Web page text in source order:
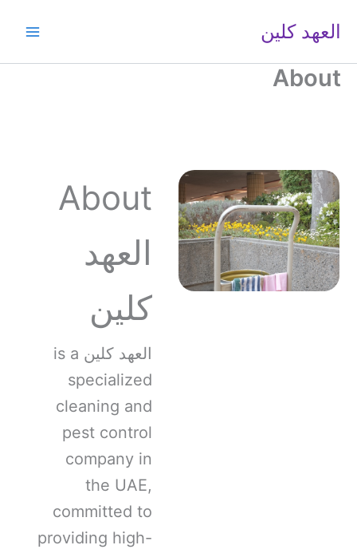
المحتوى
العهد كلين
About
About
العهد
كلين
العهد كلين is a
specialized
cleaning and
pest control
company in
the UAE,
committed to
providing high-